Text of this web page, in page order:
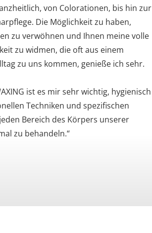
von Colorationen, bis hin zur
Die Möglichkeit zu haben,
zu verwöhnen und Ihnen meine volle
zu widmen, die oft aus einem
zu uns kommen, genieße ich sehr.
ist es mir sehr wichtig, hygienisch
Techniken und spezifischen
Bereich des Körpers unserer
zu behandeln.“